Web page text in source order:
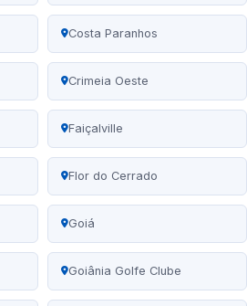
Costa Paranhos
Crimeia Oeste
Faiçalville
Flor do Cerrado
Goiá
Goiânia Golfe Clube